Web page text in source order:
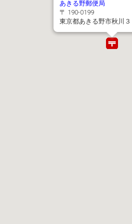
あきる野郵便局
〒 190-0199
東京都あきる野市秋川３